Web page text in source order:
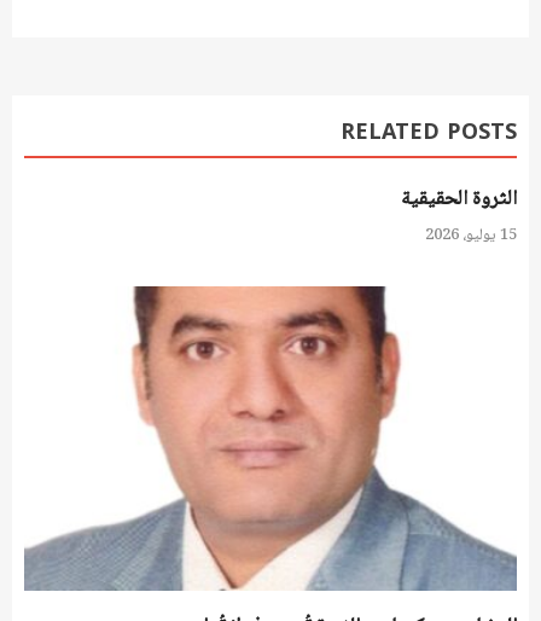
RELATED POSTS
الثروة الحقيقية
15 يوليو، 2026